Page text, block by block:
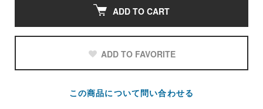
ADD TO CART
ADD TO FAVORITE
この商品について問い合わせる